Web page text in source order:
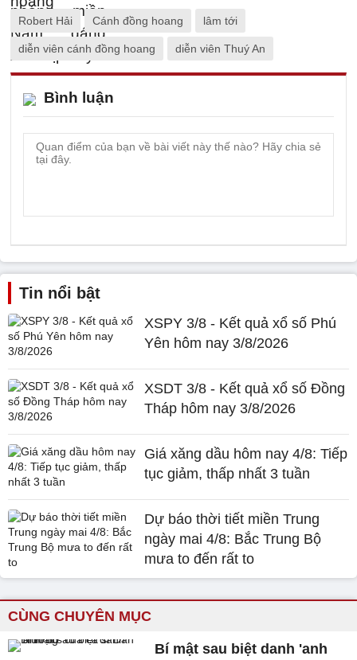
Robert Hải Cánh đồng hoang lâm tới
diễn viên cánh đồng hoang diễn viên Thuý An
Bình luận
Tin nổi bật
XSPY 3/8 - Kết quả xổ số Phú
Yên hôm nay 3/8/2026
XSDT 3/8 - Kết quả xổ số Đồng
Tháp hôm nay 3/8/2026
Giá xăng dầu hôm nay 4/8: Tiếp
tục giảm, thấp nhất 3 tuần
Dự báo thời tiết miền Trung
ngày mai 4/8: Bắc Trung Bộ
mưa to đến rất to
CÙNG CHUYÊN MỤC
Bí mật sau biệt danh 'anh